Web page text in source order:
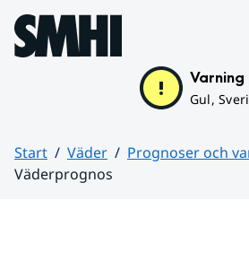
Hoppa till sidans innehåll
Varning
Gul,
Start Väder
Prognoser och
Väderprognos